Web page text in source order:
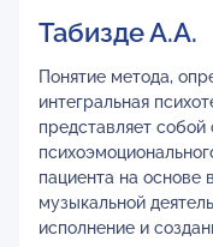
Табизде А.А.
Понятие метода,
интегральная
представляет собой
пациента на основе
музыкальной
исполнение и